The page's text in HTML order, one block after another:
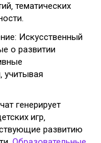
тематических
Искусственный
о развитии
учитывая
генерирует
игр‚
развитию